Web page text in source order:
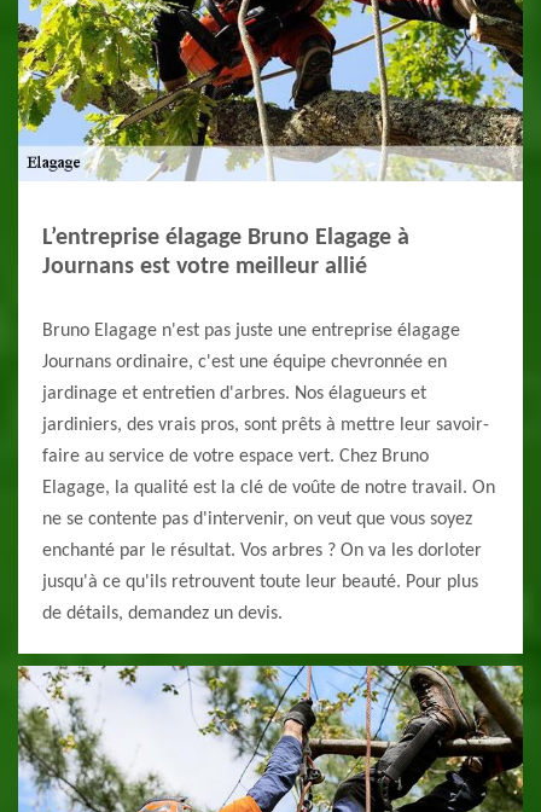
L’entreprise élagage Bruno Elagage à
Journans est votre meilleur allié
Bruno Elagage n'est pas juste une entreprise élagage
Journans ordinaire, c'est une équipe chevronnée en
jardinage et entretien d'arbres. Nos élagueurs et
jardiniers, des vrais pros, sont prêts à mettre leur savoir-
faire au service de votre espace vert. Chez Bruno
Elagage, la qualité est la clé de voûte de notre travail. On
ne se contente pas d'intervenir, on veut que vous soyez
enchanté par le résultat. Vos arbres ? On va les dorloter
jusqu'à ce qu'ils retrouvent toute leur beauté. Pour plus
de détails, demandez un devis.